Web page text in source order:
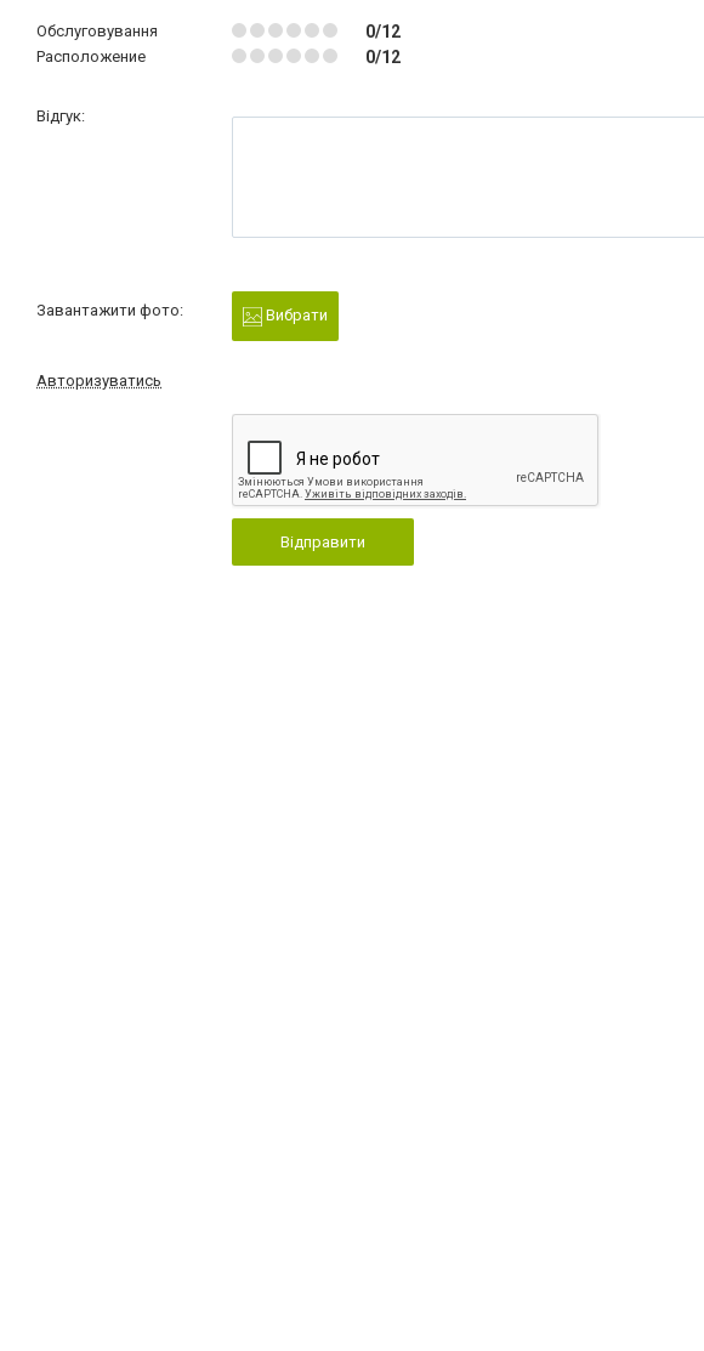
Обслуговування 0/12
Расположение 0/12
Відгук:
Завантажити фото: Вибрати
Авторизуватись
Відправити